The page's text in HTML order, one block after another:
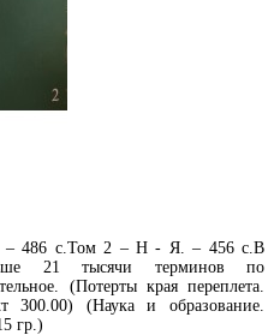
486 с.Том 2 – Н - Я. – 456 с.В
21 тысячи терминов по
(Потерты края переплета.
300.00) (Наука и образование.
гр.)